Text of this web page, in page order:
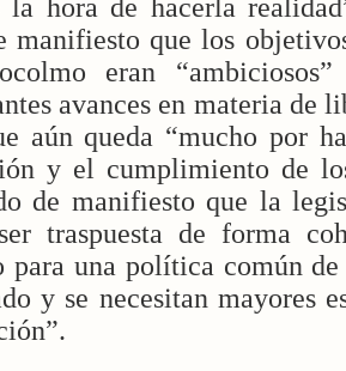
la hora de hacerla
manifiesto que los
eran
avances en materia de
aún queda “mucho por
y el cumplimiento de
de manifiesto que la
traspuesta de forma
para una política común
y se necesitan mayores